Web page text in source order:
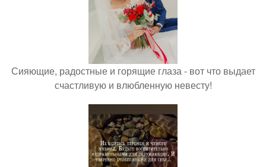
Сияющие, радостные и горящие глаза - вот что выдает
счастливую и влюбленную невесту!